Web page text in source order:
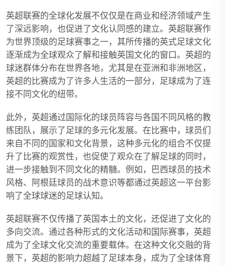
英超联赛的全球化发展不仅仅是在商业和经济领域产生
了深远影响，也促进了文化认同感的建立。英超联赛作
为世界顶级的足球赛事之一，其所传播的英式足球文化
逐渐成为全球观众了解和接触英国文化的窗口。英超的
球迷群体分布在世界各地，尤其是在亚洲和非洲地区，
英超的比赛成为了许多人生活的一部分，足球成为了连
接不同文化的纽带。
此外，英超通过国际化的球员阵容与各国不同风格的教
练团队，展示了足球的多元化发展。在比赛中，球员们
来自不同的国家和文化背景，这种多元化的组合不仅提
升了比赛的观赏性，也促使了观众在了解足球的同时，
进一步接触到不同文化的精髓。例如，巴西球员的技术
风格、阿根廷球员的战术意识等都通过英超这一平台影
响了全球球迷的足球认知。
英超联赛不仅传播了英国本土的文化，还促进了文化的
多向交流。通过各种形式的文化活动和国际赛事，英超
成为了全球文化交流的重要载体。在这种文化交融的背
景下，英超的影响力超越了足球本身，成为了全球体育